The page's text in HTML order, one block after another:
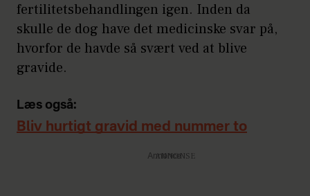
fertilitetsbehandlingen igen. Inden da
skulle de dog have det medicinske svar på,
hvorfor de havde så svært ved at blive
gravide.
Læs også:
Bliv hurtigt gravid med nummer to
Annonce